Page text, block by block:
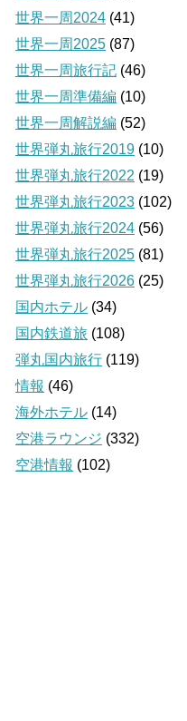
世界一周2024 (41)
世界一周2025 (87)
世界一周旅行記 (46)
世界一周準備編 (10)
世界一周解説編 (52)
世界弾丸旅行2019 (10)
世界弾丸旅行2022 (19)
世界弾丸旅行2023 (102)
世界弾丸旅行2024 (56)
世界弾丸旅行2025 (81)
世界弾丸旅行2026 (25)
国内ホテル (34)
国内鉄道旅 (108)
弾丸国内旅行 (119)
情報 (46)
海外ホテル (14)
空港ラウンジ (332)
空港情報 (102)